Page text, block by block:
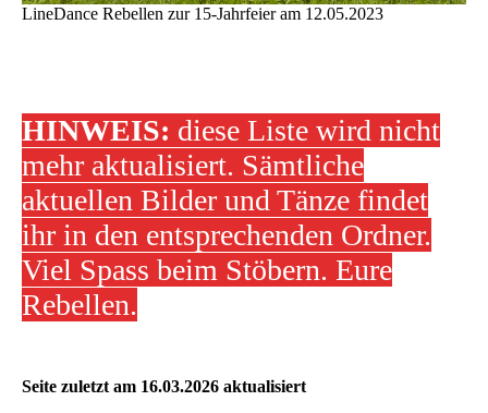
LineDance Rebellen zur 15-Jahrfeier am 12.05.2023
HINWEIS: diese Liste wird nicht
mehr aktualisiert. Sämtliche
aktuellen Bilder und Tänze findet
ihr in den entsprechenden Ordner.
Viel Spass beim Stöbern. Eure
Rebellen.
Seite zuletzt am 16.03.2026 aktualisiert